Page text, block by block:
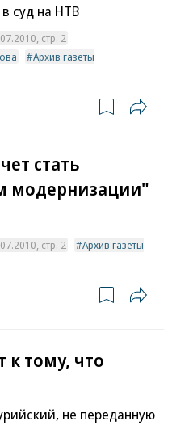
суд на НТВ
стр. 2
Архив газеты
стать
модернизации"
стр. 2
Архив газеты
к тому, что
не переданную